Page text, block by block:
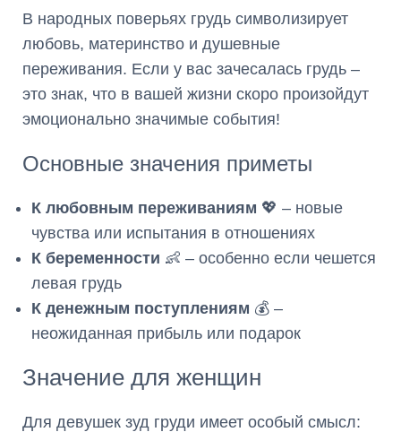
В народных поверьях грудь символизирует
любовь, материнство и душевные
переживания. Если у вас зачесалась грудь –
это знак, что в вашей жизни скоро произойдут
эмоционально значимые события!
Основные значения приметы
К любовным переживаниям 💖 – новые
чувства или испытания в отношениях
К беременности 👶 – особенно если чешется
левая грудь
К денежным поступлениям 💰 –
неожиданная прибыль или подарок
Значение для женщин
Для девушек зуд груди имеет особый смысл: